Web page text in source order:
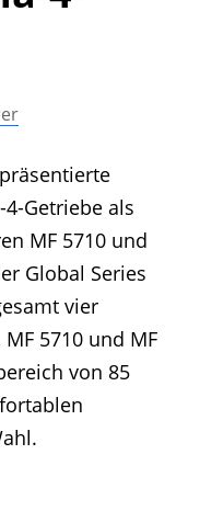
4-Getriebe als
MF 5710 und
Global Series
vier
5710 und MF
von 85